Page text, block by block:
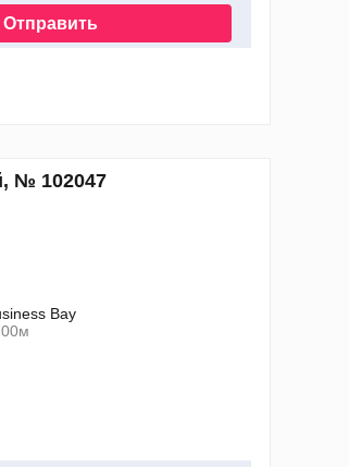
Отправить
№ 102047
Bay